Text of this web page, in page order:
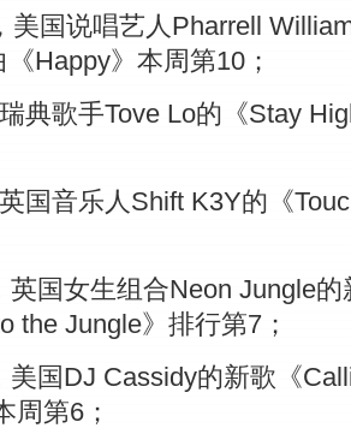
美国说唱艺人Pharrell
Happy》本周第10；
典歌手Tove Lo的《Stay
国音乐人Shift K3Y的《
英国女生组合Neon Jungle的
the Jungle》排行第7；
美国DJ Cassidy的新歌《
周第6；